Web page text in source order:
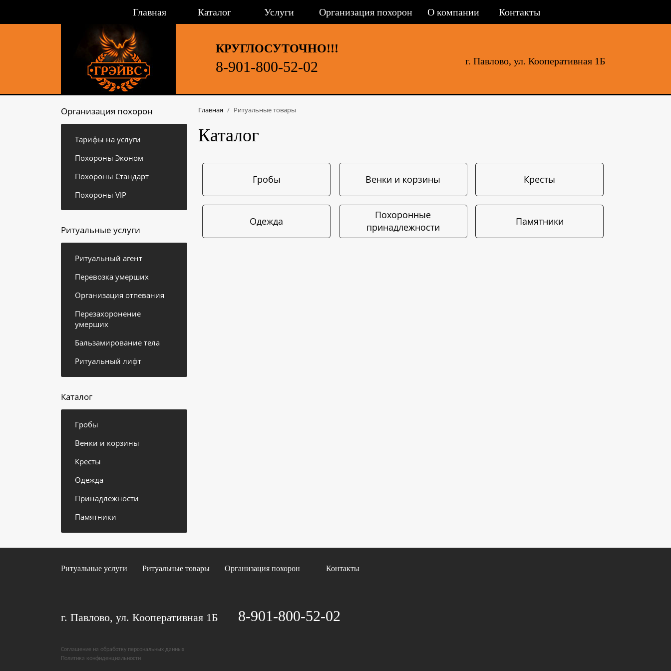
Главная Каталог Услуги Организация похорон О компании Контакты
КРУГЛОСУТОЧНО!!!
8-901-800-52-02 г. Павлово, ул. Кооперативная 1Б
Главная / Ритуальные товары
Каталог
Гробы Венки и корзины Кресты
Одежда
Похоронные
принадлежности
Памятники
Организация похорон
Тарифы на услуги
Похороны Эконом
Похороны Стандарт
Похороны VIP
Ритуальные услуги
Ритуальный агент
Перевозка умерших
Организация отпевания
Перезахоронение
умерших
Бальзамирование тела
Ритуальный лифт
Каталог
Гробы
Венки и корзины
Кресты
Одежда
Принадлежности
Памятники
Ритуальные услуги Ритуальные товары Организация похорон Контакты
г. Павлово, ул. Кооперативная 1Б 8-901-800-52-02
Соглашение на обработку персональных данных
Политика конфиденциальности